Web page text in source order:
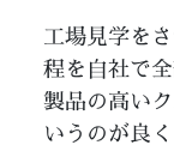
工場見学を
程を自社で
製品の高い
いうのが良